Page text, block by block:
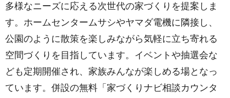
多様なニーズに応える次世代の家づくりを提案しま
す。ホームセンタームサシやヤマダ電機に隣接し、
公園のように散策を楽しみながら気軽に立ち寄れる
空間づくりを目指しています。イベントや抽選会な
ども定期開催され、家族みんなが楽しめる場となっ
ています。併設の無料「家づくりナビ相談カウンタ